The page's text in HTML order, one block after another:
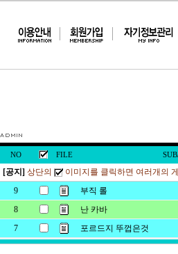
NO FILE
[공지] 상단의
이미지를 클릭하면 여러개의
9
부직 롤
8
난 카바
7
포르드지 뚜껍은것